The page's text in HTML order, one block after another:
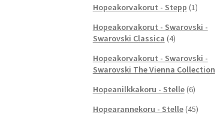
Hopeakorvakorut - Stepp (1)
Hopeakorvakorut - Swarovski -
Swarovski Classica (4)
Hopeakorvakorut - Swarovski -
Swarovski The Vienna Collection
Hopeanilkkakoru - Stelle (6)
Hopearannekoru - Stelle (45)